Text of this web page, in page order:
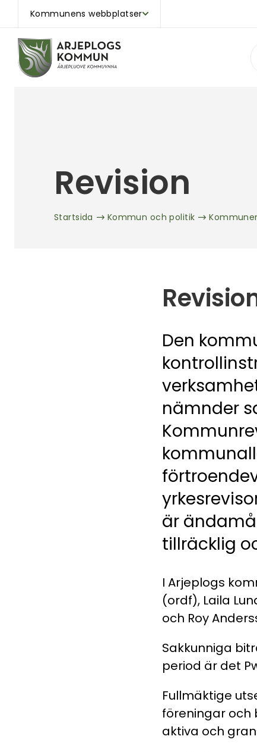
Kommunens webbplatser
Revision
Startsida Kommun och politik
Den
nämnder
är
tillräcklig
I Arjeplogs
(ordf), Laila
och Roy
Sakkunniga
period är det
Fullmäktige
föreningar och
aktiva och